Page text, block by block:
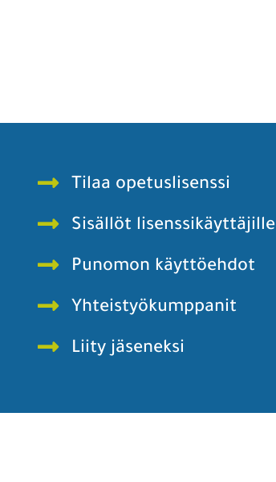
Tilaa opetuslisenssi
Sisällöt lisenssikäyttäjille
Punomon käyttöehdot
Yhteistyökumppanit
Liity jäseneksi